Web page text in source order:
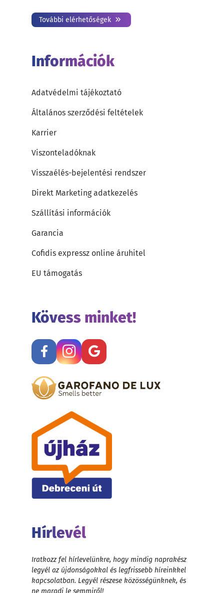
További elérhetőségek
Információk
Adatvédelmi tájékoztató
Általános szerződési feltételek
Karrier
Viszonteladóknak
Visszaélés-bejelentési rendszer
Direkt Marketing adatkezelés
Szállítási információk
Garancia
Cofidis expressz online áruhitel
EU támogatás
Kövess minket!
Hírlevél
Iratkozz fel hírlevelünkre, hogy mindig naprakész
legyél az újdonságokkal és legfrissebb híreinkkel
kapcsolatban. Legyél részese közösségünknek, és
ne maradj le semmiről!